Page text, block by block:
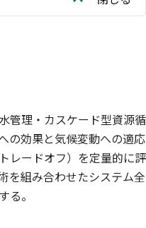
管理・カスケード型資源循
の効果と気候変動への適応
レードオフ）を定量的に評
を組み合わせたシステム全
る。